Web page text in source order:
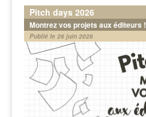
Pitch days 2026
Montrez vos projets aux éditeurs !
Publié le 26 juin 2026